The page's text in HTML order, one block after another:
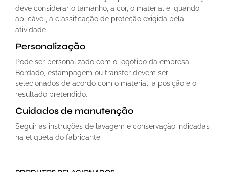
deve considerar o tamanho, a cor, o material e, quando
aplicável, a classificação de proteção exigida pela
atividade.
Personalização
Pode ser personalizado com o logótipo da empresa.
Bordado, estampagem ou transfer devem ser
selecionados de acordo com o material, a posição e o
resultado pretendido.
Cuidados de manutenção
Seguir as instruções de lavagem e conservação indicadas
na etiqueta do fabricante.